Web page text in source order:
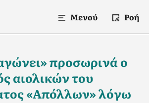
Μενού Ροή
προσωρινά ο
αιολικών του
«Απόλλων» λόγω